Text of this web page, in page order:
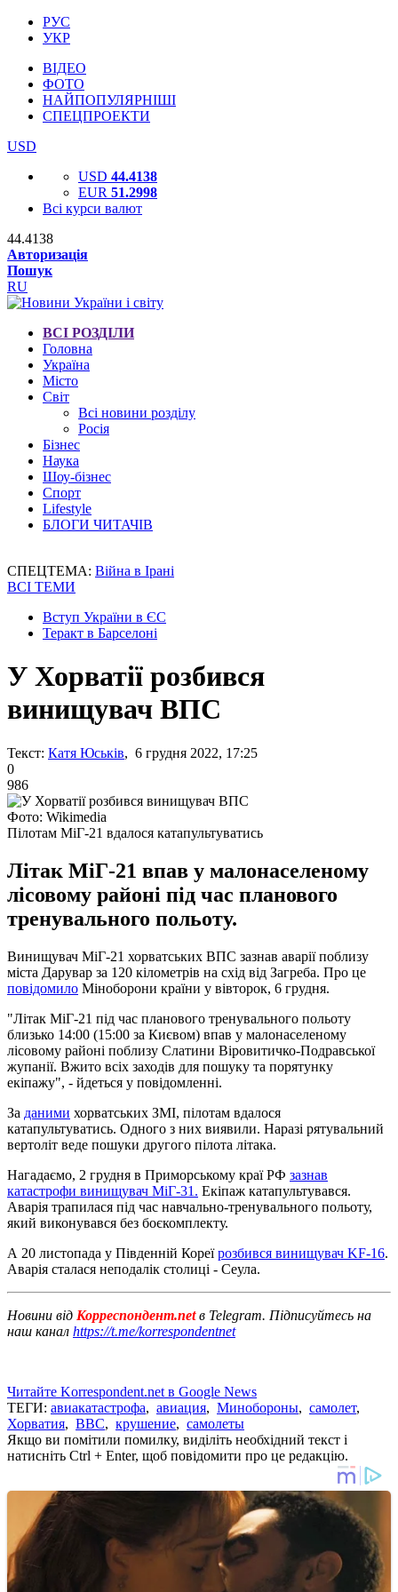
РУС
УКР
ВІДЕО
ФОТО
НАЙПОПУЛЯРНІШІ
СПЕЦПРОЕКТИ
USD
USD 44.4138
EUR 51.2998
Всі курси валют
44.4138
Авторизація
Пошук
RU
ВСІ РОЗДІЛИ
Головна
Україна
Місто
Світ
Всі новини розділу
Росія
Бізнес
Наука
Шоу-бізнес
Спорт
Lifestyle
БЛОГИ ЧИТАЧІВ
СПЕЦТЕМА: Війна в Ірані
ВСІ ТЕМИ
Вступ України в ЄС
Теракт в Барселоні
У Хорватії розбився
винищувач ВПС
Текст: Катя Юськів, 6 грудня 2022, 17:25
0
986
Фото: Wikimedia
Пілотам МіГ-21 вдалося катапультуватись
Літак МіГ-21 впав у малонаселеному
лісовому районі під час планового
тренувального польоту.
Винищувач МіГ-21 хорватських ВПС зазнав аварії поблизу
міста Дарувар за 120 кілометрів на схід від Загреба. Про це
повідомило Міноборони країни у вівторок, 6 грудня.
"Літак МіГ-21 під час планового тренувального польоту
близько 14:00 (15:00 за Києвом) впав у малонаселеному
лісовому районі поблизу Слатини Віровитичко-Подравської
жупанії. Вжито всіх заходів для пошуку та порятунку
екіпажу", - йдеться у повідомленні.
За даними хорватських ЗМІ, пілотам вдалося
катапультуватись. Одного з них виявили. Наразі рятувальний
вертоліт веде пошуки другого пілота літака.
Нагадаємо, 2 грудня в Приморському краї РФ зазнав
катастрофи винищувач МіГ-31. Екіпаж катапультувався.
Аварія трапилася під час навчально-тренувального польоту,
який виконувався без боєкомплекту.
А 20 листопада у Південній Кореїрозбився винищувач KF-16.
Аварія сталася неподалік столиці - Сеула.
Новини від Корреспондент.netв Telegram. Підписуйтесь на
наш канал https://t.me/korrespondentnet
Читайте Korrespondent.net в Google News
ТЕГИ: авиакатастрофа, авиация, Минобороны, самолет,
Хорватия, ВВС, крушение, самолеты
Якщо ви помітили помилку, виділіть необхідний текст і
натисніть Ctrl + Enter, щоб повідомити про це редакцію.